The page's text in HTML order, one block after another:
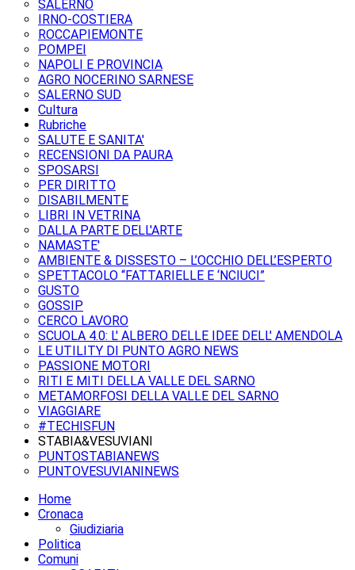
SALERNO
IRNO-COSTIERA
ROCCAPIEMONTE
POMPEI
NAPOLI E PROVINCIA
AGRO NOCERINO SARNESE
SALERNO SUD
Cultura
Rubriche
SALUTE E SANITA'
RECENSIONI DA PAURA
SPOSARSI
PER DIRITTO
DISABILMENTE
LIBRI IN VETRINA
DALLA PARTE DELL'ARTE
NAMASTE'
AMBIENTE & DISSESTO – L’OCCHIO DELL’ESPERTO
SPETTACOLO “FATTARIELLE E ‘NCIUCI”
GUSTO
GOSSIP
CERCO LAVORO
SCUOLA 4.0: L' ALBERO DELLE IDEE DELL' AMENDOLA
LE UTILITY DI PUNTO AGRO NEWS
PASSIONE MOTORI
RITI E MITI DELLA VALLE DEL SARNO
METAMORFOSI DELLA VALLE DEL SARNO
VIAGGIARE
#TECHISFUN
STABIA&VESUVIANI
PUNTOSTABIANEWS
PUNTOVESUVIANINEWS
Home
Cronaca
Giudiziaria
Politica
Comuni